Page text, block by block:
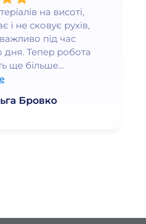
на висоті,
і не сковує рухів,
під час
дня. Тепер робота
ще більше
Бровко